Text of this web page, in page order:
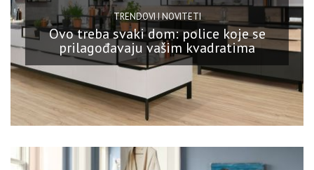
TRENDOVI I NOVITETI
Ovo treba svaki dom: police koje se
prilagođavaju vašim kvadratima